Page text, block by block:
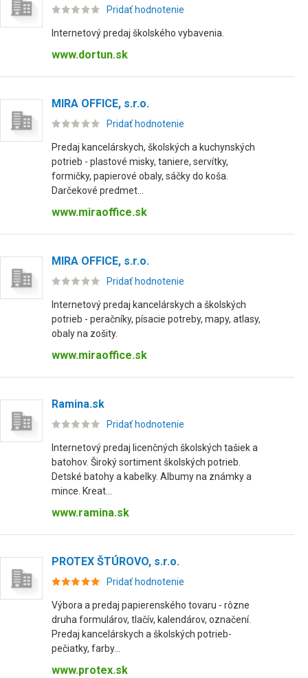
Pridať hodnotenie
Internetový predaj školského vybavenia.
www.dortun.sk
MIRA OFFICE, s.r.o.
Pridať hodnotenie
Predaj kancelárskych, školských a kuchynských
potrieb - plastové misky, taniere, servítky,
formičky, papierové obaly, sáčky do koša.
Darčekové predmet...
www.miraoffice.sk
MIRA OFFICE, s.r.o.
Pridať hodnotenie
Internetový predaj kancelárskych a školských
potrieb - peračníky, písacie potreby, mapy, atlasy,
obaly na zošity.
www.miraoffice.sk
Ramina.sk
Pridať hodnotenie
Internetový predaj licenčných školských tašiek a
batohov. Široký sortiment školských potrieb.
Detské batohy a kabelky. Albumy na známky a
mince. Kreat...
www.ramina.sk
PROTEX ŠTÚROVO, s.r.o.
Pridať hodnotenie
Výbora a predaj papierenského tovaru - rôzne
druha formulárov, tlačív, kalendárov, označení.
Predaj kancelárskych a školských potrieb-
pečiatky, farby...
www.protex.sk